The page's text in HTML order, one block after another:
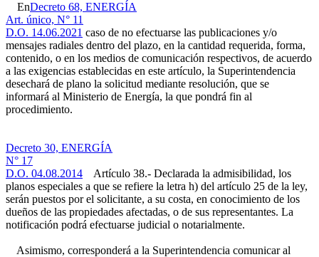
EnDecreto 68, ENERGÍA
Art. único, N° 11
D.O. 14.06.2021 caso de no efectuarse las publicaciones y/o
mensajes radiales dentro del plazo, en la cantidad requerida, forma,
contenido, o en los medios de comunicación respectivos, de acuerdo
a las exigencias establecidas en este artículo, la Superintendencia
desechará de plano la solicitud mediante resolución, que se
informará al Ministerio de Energía, la que pondrá fin al
procedimiento.
Decreto 30, ENERGÍA
N° 17
D.O. 04.08.2014 Artículo 38.- Declarada la admisibilidad, los
planos especiales a que se refiere la letra h) del artículo 25 de la ley,
serán puestos por el solicitante, a su costa, en conocimiento de los
dueños de las propiedades afectadas, o de sus representantes. La
notificación podrá efectuarse judicial o notarialmente.
Asimismo, corresponderá a la Superintendencia comunicar al